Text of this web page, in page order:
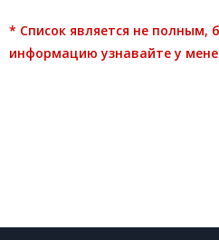
* Список является не полным,
информацию узнавайте у